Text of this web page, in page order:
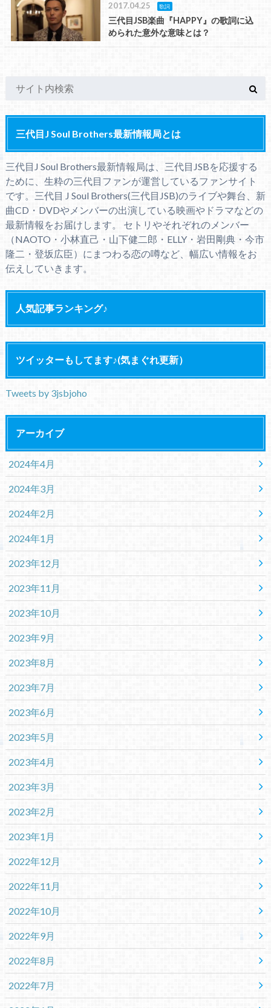
2017.04.25 歌詞
三代目JSB楽曲『HAPPY』の歌詞に込
められた意外な意味とは？
三代目J Soul Brothers最新情報局とは
三代目J Soul Brothers最新情報局は、三代目JSBを応援する
ために、生粋の三代目ファンが運営しているファンサイト
です。三代目 J Soul Brothers(三代目JSB)のライブや舞台、新
曲CD・DVDやメンバーの出演している映画やドラマなどの
最新情報をお届けします。 セトリやそれぞれのメンバー
（NAOTO・小林直己・山下健二郎・ELLY・岩田剛典・今市
隆二・登坂広臣）にまつわる恋の噂など、幅広い情報をお
伝えしていきます。
人気記事ランキング♪
ツイッターもしてます♪(気まぐれ更新）
Tweets by 3jsbjoho
アーカイブ
2024年4月
2024年3月
2024年2月
2024年1月
2023年12月
2023年11月
2023年10月
2023年9月
2023年8月
2023年7月
2023年6月
2023年5月
2023年4月
2023年3月
2023年2月
2023年1月
2022年12月
2022年11月
2022年10月
2022年9月
2022年8月
2022年7月